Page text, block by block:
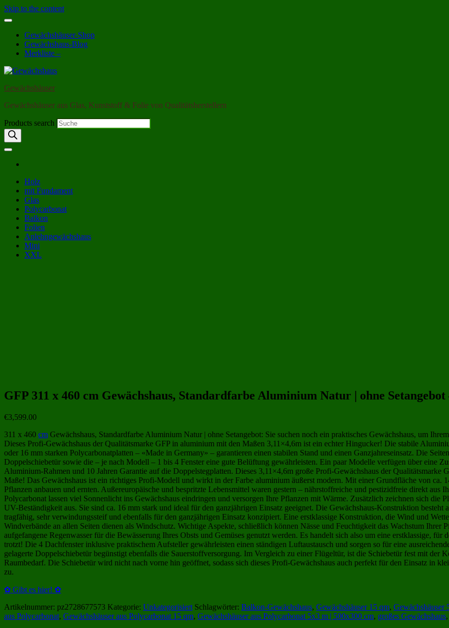
Skip to the content
Gewächshäuser-Shop
Gewächshaus-Blog
Merkliste –
Gewächshäuser
Gewächshäuser aus Glas, Kunststoff & Folie von Qualitätsherstellern
Products search
Holz
mit Fundament
Glas
Polycarbonat
Balkon
Folien
Anlehngewächshaus
Mini
XXL
GFP 311 x 460 cm Gewächshaus, Standardfarbe Aluminium Natur | ohne
€3,599.00
311 x 460 cm Gewächshaus, Standardfarbe Aluminium Natur | ohne Setangebot: Sie suchen noch ein praktisches Gewächshaus, um
Dieses Profi-Gewächshaus der Qualitätsmarke GFP in aluminium mit den Maßen 3,11×4,6m ist ein echter Hingucker! Die stabile
oder 16 mm starken Polycarbonatplatten – «Made in Germany» – garantieren einen stabilen Stand und einen Ganzjahreseinsatz. Die
Doppelschiebetür sowie die – je nach Modell – 1 bis 4 Fenster eine gute Belüftung gewährleisten. Ein paar Modelle verfügen über eine
Aluminium-Rahmen und 10 Jahren Garantie auf die Doppelstegplatten. Dieses 3,11×4,6m große Profi-Gewächshaus der Qualitätsmarke
Maße! Das Gewächshaus ist ein richtiges Profi-Modell und wirkt in der Farbe aluminium äußerst modern. Mit einer Grundfläche von ca.
Pflanzen anbauen und ernten. Außereuropäische und bespritzte Lebensmittel waren gestern – nährstoffreiche und pestizidfreie direkt
Polycarbonat lassen viel Sonnenlicht ins Gewächshaus eindringen und versorgen Ihre Pflanzen mit Wärme. Zusätzlich zeichnen sich die
UV-Beständigkeit aus. Sie sind ca. 16 mm stark und ideal für den ganzjährigen Einsatz geeignet. Die Gewächshaus-Konstruktion
tragfähig, sehr verwindungssteif und ebenfalls für den ganzjährigen Einsatz konzipiert. Eine erstklassige Konstruktion, die Wind und
Windverbände an allen Seiten dienen als Windschutz. Wichtige Aspekte, schließlich können Nässe und Feuchtigkeit das Wachstum Ihrer
aufgefangene Regenwasser für die Bewässerung Ihres Obsts und Gemüses genutzt werden. Es handelt sich also um eine erstklassige,
trotzt! Die 4 Dachfenster inklusive praktischem Aufsteller gewährleisten einen ständigen Luftaustausch und sorgen so für eine
gelagerte Doppelschiebetür begünstigt ebenfalls die Sauerstoffversorgung. Im Vergleich zu einer Flügeltür, ist die Schiebetür fest mit der
Raumbedarf. Die Schiebetür wird nicht nach vorne hin geöffnet, sodass sich dieses Profi-Gewächshaus auch perfekt für den Einsatz in
zu.
✿ Gibt es hier! ✿
Artikelnummer: pz2728677573 Kategorie: Unkategorisiert Schlagwörter: Balkon-Gewächshaus, Gewächshäuser 15 qm, Gewächshäuser
aus Polycarbonat, Gewächshäuser aus Polycarbonat 15 qm, Gewächshäuser aus Polycarbonat 5x3 m | 500x300 cm, großes Gewächshaus,